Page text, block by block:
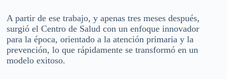
A partir de ese trabajo, y apenas tres meses después,
surgió el Centro de Salud con un enfoque innovador
para la época, orientado a la atención primaria y la
prevención, lo que rápidamente se transformó en un
modelo exitoso.